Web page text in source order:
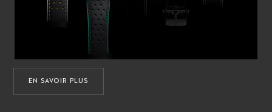
EN SAVOIR PLUS